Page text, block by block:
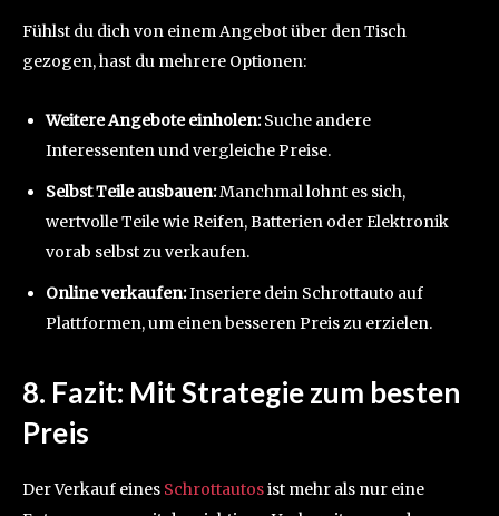
Fühlst du dich von einem Angebot über den Tisch
gezogen, hast du mehrere Optionen:
Weitere Angebote einholen:Suche andere
Interessenten und vergleiche Preise.
Selbst Teile ausbauen:Manchmal lohnt es sich,
wertvolle Teile wie Reifen, Batterien oder Elektronik
vorab selbst zu verkaufen.
Online verkaufen:Inseriere dein Schrottauto auf
Plattformen, um einen besseren Preis zu erzielen.
8. Fazit: Mit Strategie zum besten
Preis
Der Verkauf eines Schrottautosist mehr als nur eine